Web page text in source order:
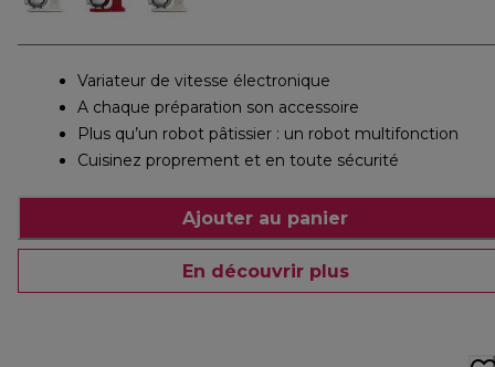
Variateur de vitesse électronique
A chaque préparation son accessoire
Plus qu’un robot pâtissier : un robot multifonction
Cuisinez proprement et en toute sécurité
Ajouter au panier
En découvrir plus